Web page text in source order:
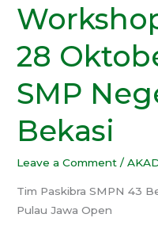
28
SMP
Bekasi
Leave a Comment /
Tim Paskibra SMPN 43
Pulau Jawa Open
(
27
&
28
Oktober
2022
di
SMP